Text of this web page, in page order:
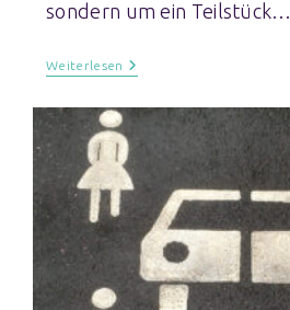
sondern um ein Teilstück…
Weiterlesen